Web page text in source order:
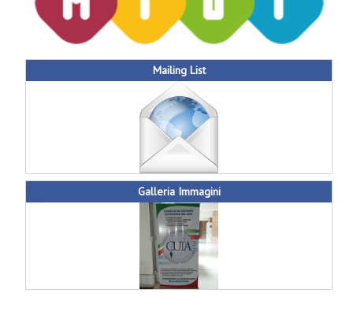
Mailing List
Galleria Immagini